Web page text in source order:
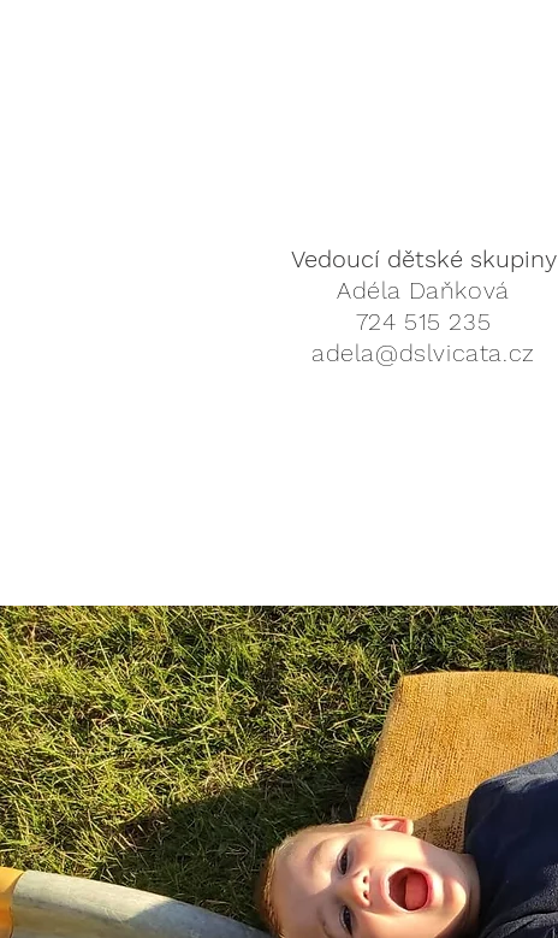
Vedoucí dětské skupiny
Adéla Daňková
724 515 235
adela@dslvicata.cz